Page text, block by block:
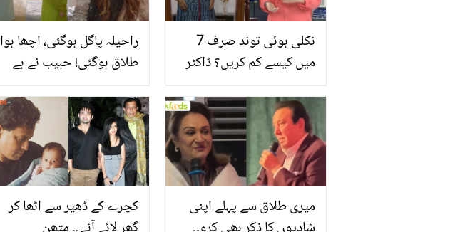
راحیلہ پاگل ہوگئی، اچھا ہوا
طلاق ہوگئی! حبیب نے بے
دیا، دوبارہ زیور مانگ بیٹھا،
سوشل میڈیا صارفین
راحیلہ کے انجام پر بہت
خوش
نکلی ہوئی توند صرف 7
میں کیسے کم کریں؟ ڈاکٹر
کرنے کا جادوئی نسخہ
کچرے کے ڈھیر سے اٹھا کر
میری طلاق سے پہلے اپنی